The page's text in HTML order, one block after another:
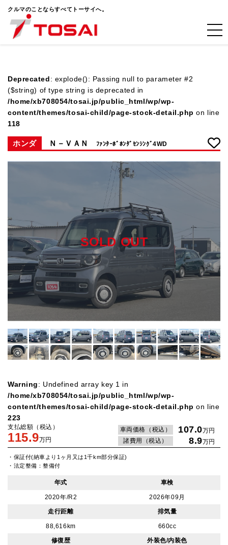
クルマのことならすべてトーサイへ。
Deprecated: explode(): Passing null to parameter #2
($string) of type string is deprecated in
/home/xb708054/tosai.jp/public_html/wp/wp-
content/themes/tosai-child/page-stock-detail.php on line
118
ホンダ Ｎ－ＶＡＮ ﾌｧﾝﾀｰﾎﾞﾎﾝﾀﾞｾﾝｼﾝｸﾞ4WD
SOLD OUT
Warning: Undefined array key 1 in
/home/xb708054/tosai.jp/public_html/wp/wp-
content/themes/tosai-child/page-stock-detail.php on line
223
支払総額（税込）
115.9万円
車両価格（税込） 107.0万円
諸費用（税込）
8.9万円
・保証付(納車より1ヶ月又は1千km部分保証)
・法定整備：整備付
年式 車検
2020年/R2
2026年09月
走行距離
排気量
88,616km
660cc
修復歴
外装色/内装色